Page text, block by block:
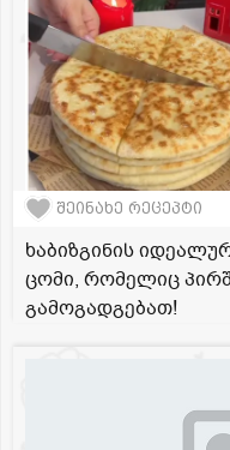
შეინახე რეცეპტი
ხაბიზგინის
ცომი, რომელიც
გამოგადგებათ!